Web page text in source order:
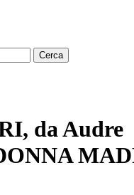
da Audre